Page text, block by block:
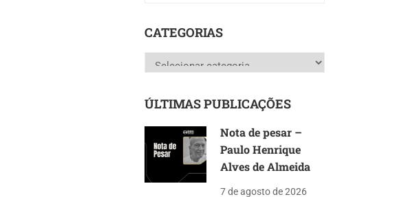
CATEGORIAS
Categorias
ÚLTIMAS PUBLICAÇÕES
Nota de pesar –
Paulo Henrique
Alves de Almeida
7 de agosto de 2026